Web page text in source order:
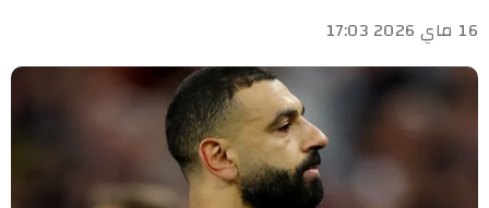
16 ماي 2026 17:03